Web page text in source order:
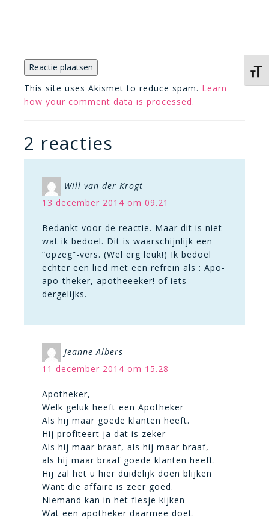
This site uses Akismet to reduce spam. Learn
how your comment data is processed.
2 reacties
Will van der Krogt
13 december 2014 om 09.21
Bedankt voor de reactie. Maar dit is niet
wat ik bedoel. Dit is waarschijnlijk een
“opzeg”-vers. (Wel erg leuk!) Ik bedoel
echter een lied met een refrein als : Apo-
apo-theker, apotheeeker! of iets
dergelijks.
Jeanne Albers
11 december 2014 om 15.28
Apotheker,
Welk geluk heeft een Apotheker
Als hij maar goede klanten heeft.
Hij profiteert ja dat is zeker
Als hij maar braaf, als hij maar braaf,
als hij maar braaf goede klanten heeft.
Hij zal het u hier duidelijk doen blijken
Want die affaire is zeer goed.
Niemand kan in het flesje kijken
Wat een apotheker daarmee doet.